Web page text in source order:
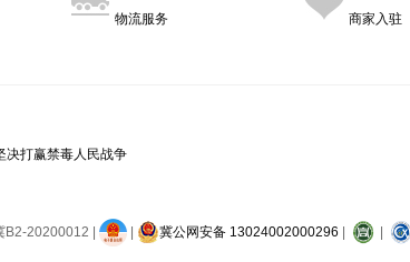
物流服务 商家入驻
决打赢禁毒人民战争
B2-20200012 | | 冀公网安备 13024002000296 | |